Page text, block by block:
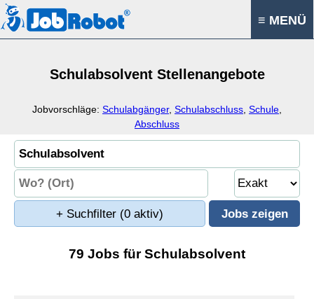
≡ MENÜ
Schulabsolvent Stellenangebote
Jobvorschläge: Schulabgänger, Schulabschluss Schule
Abschluss
+ Suchfilter (0 aktiv)
79 Jobs für Schulabsolvent